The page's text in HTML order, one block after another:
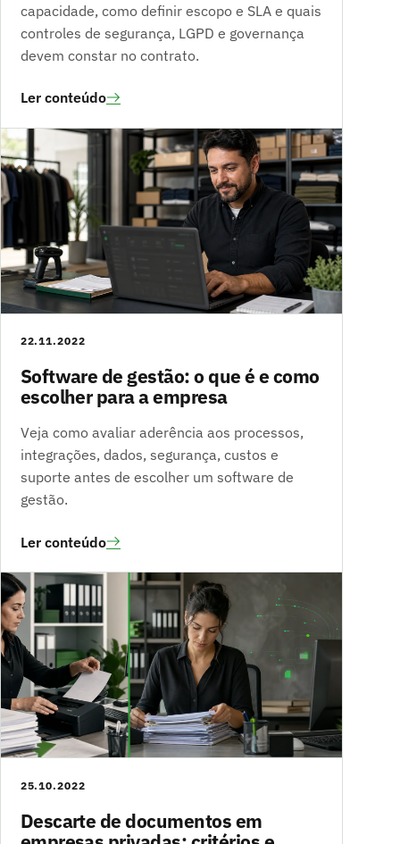
capacidade, como definir escopo e SLA e quais
controles de segurança, LGPD e governança
devem constar no contrato.
Ler conteúdo
22.11.2022
Software de gestão: o que é e como
escolher para a empresa
Veja como avaliar aderência aos processos,
integrações, dados, segurança, custos e
suporte antes de escolher um software de
gestão.
Ler conteúdo
25.10.2022
Descarte de documentos em